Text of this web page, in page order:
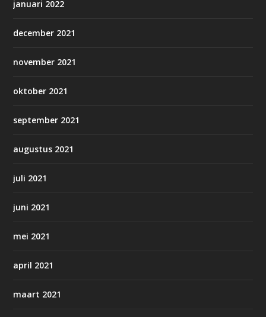
januari 2022
december 2021
november 2021
oktober 2021
september 2021
augustus 2021
juli 2021
juni 2021
mei 2021
april 2021
maart 2021